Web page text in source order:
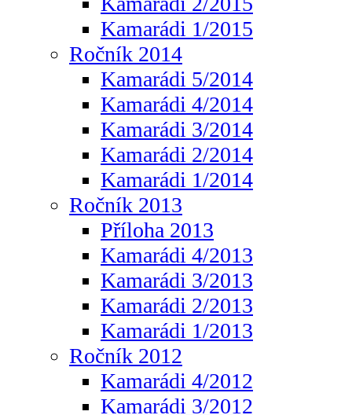
Kamarádi 1/2015
Ročník 2014
Kamarádi 5/2014
Kamarádi 4/2014
Kamarádi 3/2014
Kamarádi 2/2014
Kamarádi 1/2014
Ročník 2013
Příloha 2013
Kamarádi 4/2013
Kamarádi 3/2013
Kamarádi 2/2013
Kamarádi 1/2013
Ročník 2012
Kamarádi 4/2012
Kamarádi 3/2012